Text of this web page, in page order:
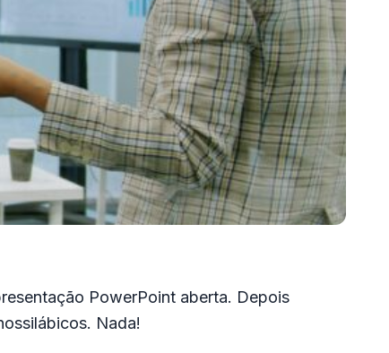
PowerPoint aberta. Depois
Nada!